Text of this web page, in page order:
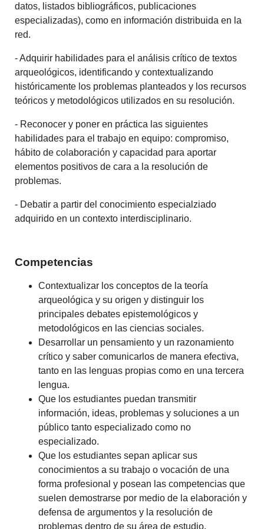
datos, listados bibliográficos, publicaciones
especializadas), como en información distribuida en la
red.
- Adquirir habilidades para el análisis crítico de textos
arqueológicos, identificando y contextualizando
históricamente los problemas planteados y los recursos
teóricos y metodológicos utilizados en su resolución.
- Reconocer y poner en práctica las siguientes
habilidades para el trabajo en equipo: compromiso,
hábito de colaboración y capacidad para aportar
elementos positivos de cara a la resolución de
problemas.
- Debatir a partir del conocimiento especialziado
adquirido en un contexto interdisciplinario.
Competencias
Contextualizar los conceptos de la teoría
arqueológica y su origen y distinguir los
principales debates epistemológicos y
metodológicos en las ciencias sociales.
Desarrollar un pensamiento y un razonamiento
crítico y saber comunicarlos de manera efectiva,
tanto en las lenguas propias como en una tercera
lengua.
Que los estudiantes puedan transmitir
información, ideas, problemas y soluciones a un
público tanto especializado como no
especializado.
Que los estudiantes sepan aplicar sus
conocimientos a su trabajo o vocación de una
forma profesional y posean las competencias que
suelen demostrarse por medio de la elaboración y
defensa de argumentos y la resolución de
problemas dentro de su área de estudio.